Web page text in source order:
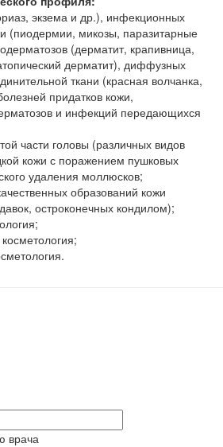
экзема и др.), инфекционных
(пиодермии, микозы, паразитарные
(дерматит, крапивница,
дерматит), диффузных
ткани (красная волчанка,
придатков кожи,
и инфекций передающихся
части головы (различных видов
кожи с поражением пушковых
удаления моллюсков;
образований кожи
остроконечных кондилом);
врача